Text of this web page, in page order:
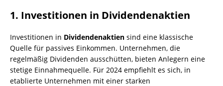
1. Investitionen in Dividendenaktien
Investitionen in Dividendenaktien sind eine klassische
Quelle für passives Einkommen. Unternehmen, die
regelmäßig Dividenden ausschütten, bieten Anlegern eine
stetige Einnahmequelle. Für 2024 empfiehlt es sich, in
etablierte Unternehmen mit einer starken